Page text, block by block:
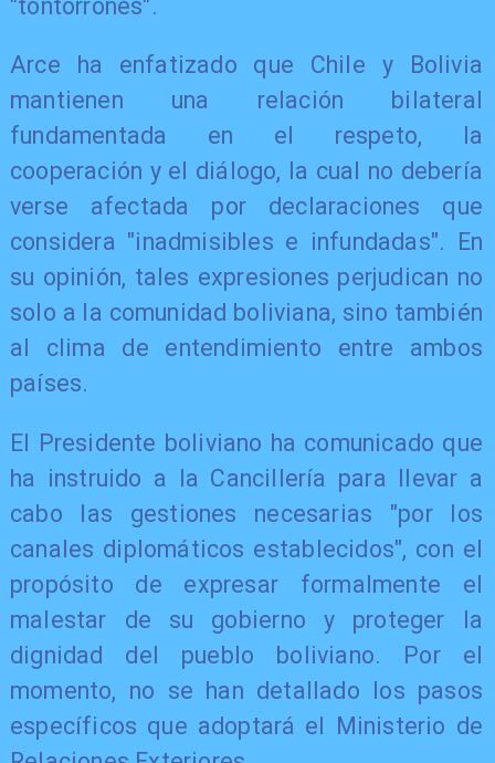
"tontorrones".
Arce ha enfatizado que Chile y Bolivia
mantienen una relación bilateral
fundamentada en el respeto, la
cooperación y el diálogo, la cual no debería
verse afectada por declaraciones que
considera "inadmisibles e infundadas". En
su opinión, tales expresiones perjudican no
solo a la comunidad boliviana, sino también
al clima de entendimiento entre ambos
países.
El Presidente boliviano ha comunicado que
ha instruido a la Cancillería para llevar a
cabo las gestiones necesarias "por los
canales diplomáticos establecidos", con el
propósito de expresar formalmente el
malestar de su gobierno y proteger la
dignidad del pueblo boliviano. Por el
momento, no se han detallado los pasos
específicos que adoptará el Ministerio de